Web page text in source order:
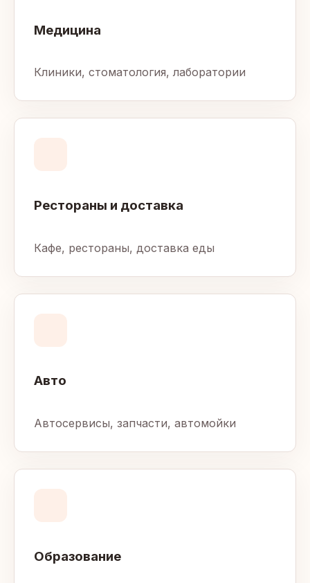
Медицина
Клиники, стоматология, лаборатории
Рестораны и доставка
Кафе, рестораны, доставка еды
Авто
Автосервисы, запчасти, автомойки
Образование